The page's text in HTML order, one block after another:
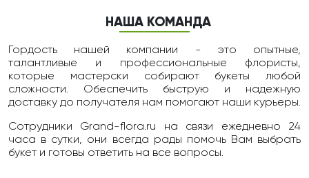
НАША КОМАНДА
Гордость нашей компании - это опытные,
талантливые и профессиональные флористы,
которые мастерски собирают букеты любой
сложности. Обеспечить быструю и надежную
доставку до получателя нам помогают наши курьеры.
Сотрудники Grand-flora.ru на связи ежедневно 24
чаcа в сутки, они всегда рады помочь Вам выбрать
букет и готовы ответить на все вопросы.